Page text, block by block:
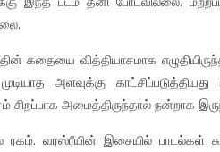
கதையை வித்தியாசமாக
அளவுக்கு
அமைத்திருந்தால் நன்றாக
ரகம். வரஸ்ரீயின் இசையில்